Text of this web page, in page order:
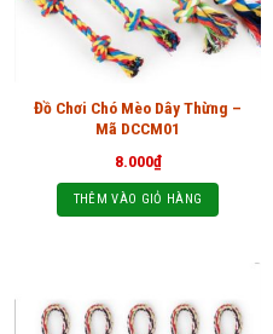
Đồ Chơi Chó Mèo Dây Thừng –
Mã DCCM01
8.000₫
THÊM VÀO GIỎ HÀNG